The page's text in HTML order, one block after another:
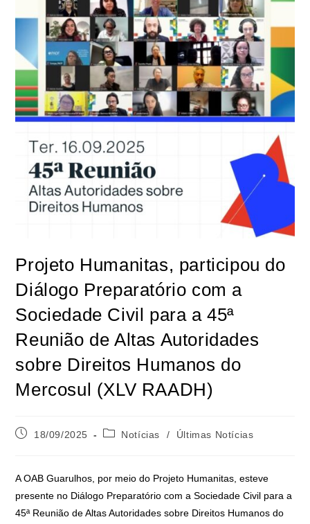
Projeto Humanitas, participou do
Diálogo Preparatório com a
Sociedade Civil para a 45ª
Reunião de Altas Autoridades
sobre Direitos Humanos do
Mercosul (XLV RAADH)
18/09/2025 Notícias / Últimas Notícias
A OAB Guarulhos, por meio do Projeto Humanitas, esteve
presente no Diálogo Preparatório com a Sociedade Civil para a
45ª Reunião de Altas Autoridades sobre Direitos Humanos do